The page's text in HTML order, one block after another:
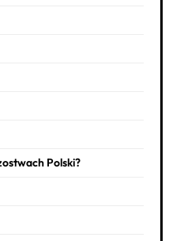
Polski?